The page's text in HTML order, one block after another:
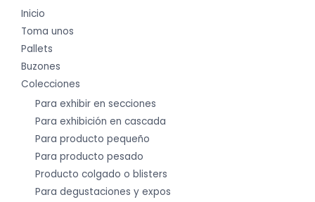
Inicio
Toma unos
Pallets
Buzones
Colecciones
Para exhibir en secciones
Para exhibición en cascada
Para producto pequeño
Para producto pesado
Producto colgado o blisters
Para degustaciones y expos